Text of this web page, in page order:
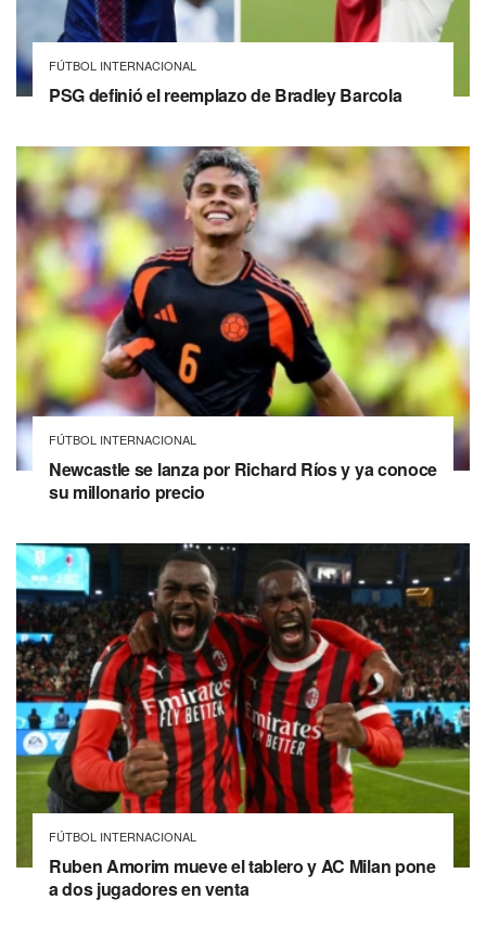
FÚTBOL INTERNACIONAL
PSG definió el reemplazo de Bradley Barcola
FÚTBOL INTERNACIONAL
Newcastle se lanza por Richard Ríos y ya conoce
su millonario precio
FÚTBOL INTERNACIONAL
Ruben Amorim mueve el tablero y AC Milan pone
a dos jugadores en venta